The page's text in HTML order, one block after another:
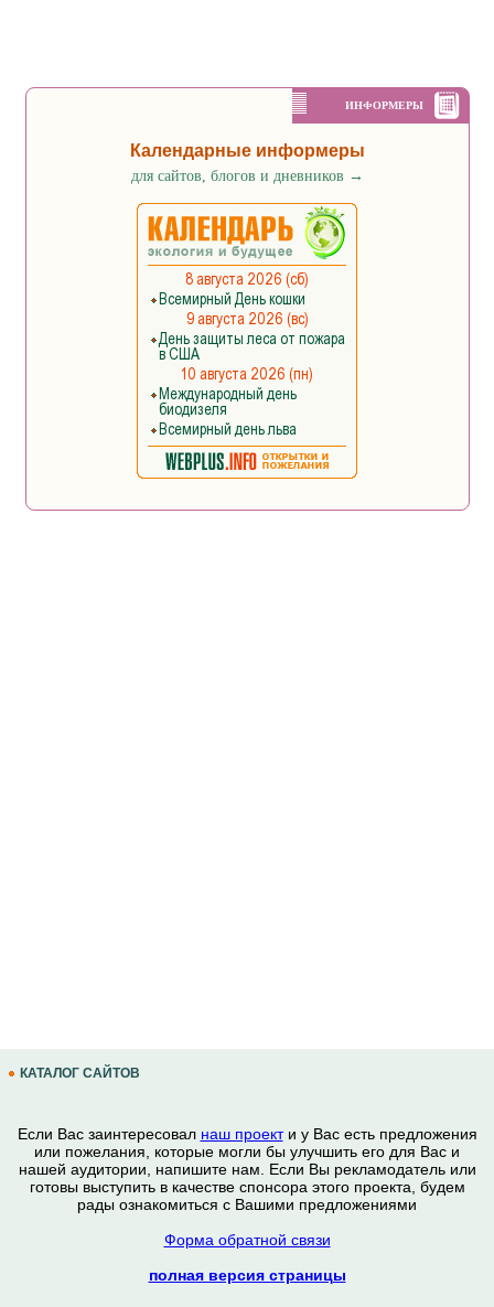
ИНФОРМЕРЫ
Календарные информеры
для сайтов, блогов и дневников →
КАТАЛОГ САЙТОВ
Если Вас заинтересовал наш проекти у Вас есть предложения
или пожелания, которые могли бы улучшить его для Вас и
нашей аудитории, напишите нам. Если Вы рекламодатель или
готовы выступить в качестве спонсора этого проекта, будем
рады ознакомиться с Вашими предложениями
Форма обратной связи
полная версия страницы